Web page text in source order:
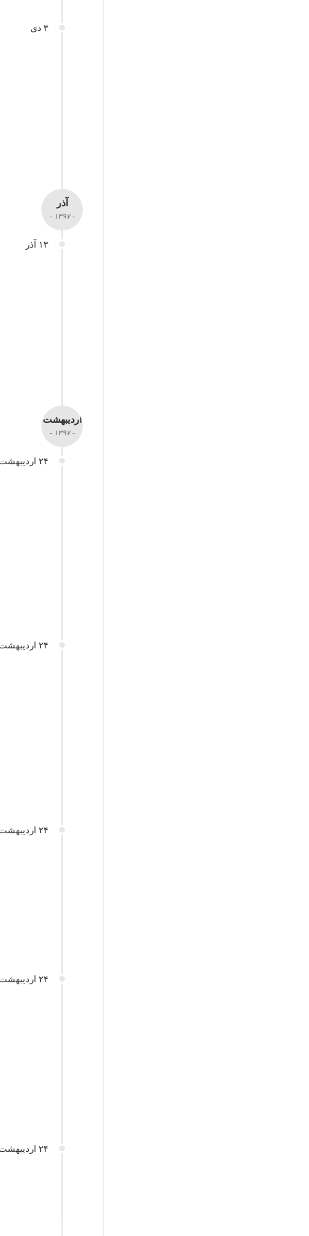
۳ دی
آذر
- ۱۳۹۷ -
۱۳ آذر
اردیبهشت
- ۱۳۹۷ -
۲۴ اردیبهشت
۲۴ اردیبهشت
۲۴ اردیبهشت
۲۴ اردیبهشت
۲۴ اردیبهشت